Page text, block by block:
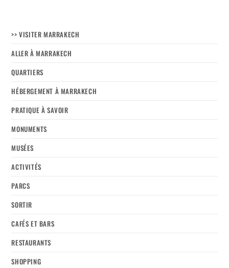
>> VISITER MARRAKECH
ALLER À MARRAKECH
QUARTIERS
HÉBERGEMENT À MARRAKECH
PRATIQUE À SAVOIR
MONUMENTS
MUSÉES
ACTIVITÉS
PARCS
SORTIR
CAFÉS ET BARS
RESTAURANTS
SHOPPING